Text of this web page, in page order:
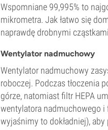
Wspomniane 99,995% to
mikrometra. Jak łatwo się
naprawdę drobnymi
Wentylator nadmuchowy
Wentylator nadmuchowy
roboczej. Podczas tłoczenia
górze, natomiast filtr HEPA
wentylatora nadmuchowego
wyjaśnimy to dokładniej), aby